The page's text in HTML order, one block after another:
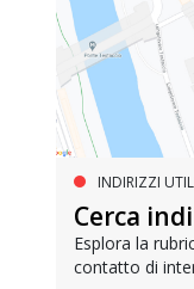
INDIRIZZI
Cerca
Esplora la
contatto di